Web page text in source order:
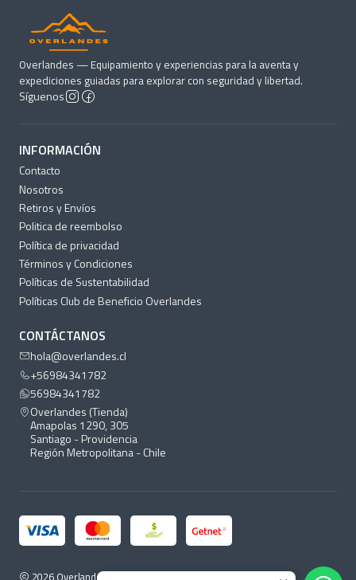
Overlandes — Equipamiento y experiencias para la aventa y
expediciones guiadas para explorar con seguridad y libertad.
Síguenos
INFORMACIÓN
Contacto
Nosotros
Retiros y Envíos
Politica de reembolso
Política de privacidad
Términos y Condiciones
Políticas de Sustentabilidad
Políticas Club de Beneficio Overlandes
CONTÁCTANOS
hola@overlandes.cl
+56984341782
56984341782
Overlandes (Tienda)
Amapolas 1290, 305
Santiago - Providencia
Región Metropolitana - Chile
2026 Overlandes.